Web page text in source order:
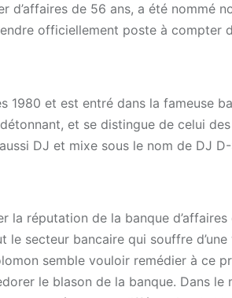
d’affaires de 56 ans, a été nommé
officiellement poste à compter
1980 et est entré dans la fameuse
et se distingue de celui
DJ et mixe sous le nom de DJ
réputation de la banque
le secteur bancaire qui souffre
semble vouloir remédier à ce
le blason de la banque. Dans